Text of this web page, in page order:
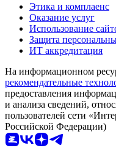
Этика и комплаенс
Оказание услуг
Использование
Защита
ИТ аккредитация
На информационном
рекомендательные
предоставления
и анализа сведений,
пользователей сети
Российской Федерации)